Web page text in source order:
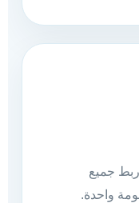
جميع
واحدة.